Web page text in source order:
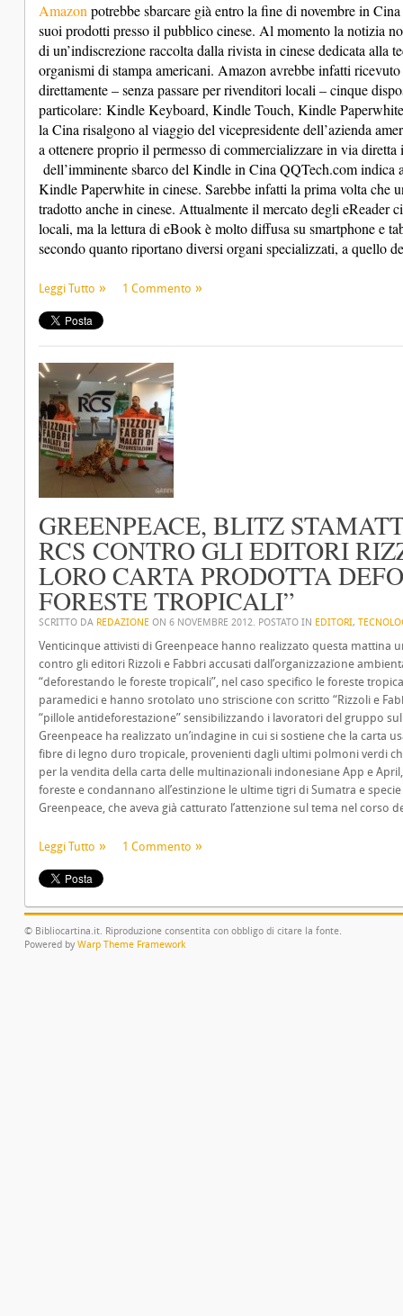
Amazon potrebbe sbarcare già entro la fine di novembre in
suoi prodotti presso il pubblico cinese. Al momento la notizia
di un’indiscrezione raccolta dalla rivista in cinese dedicata alla
organismi di stampa americani. Amazon avrebbe infatti
direttamente – senza passare per rivenditori locali – cinque
particolare: Kindle Keyboard, Kindle Touch, Kindle
la Cina risalgono al viaggio del vicepresidente dell’azienda
a ottenere proprio il permesso di commercializzare in via
dell’imminente sbarco del Kindle in Cina QQTech.com indica
Kindle Paperwhite in cinese. Sarebbe infatti la prima volta che
tradotto anche in cinese. Attualmente il mercato degli eReader
locali, ma la lettura di eBook è molto diffusa su smartphone e
secondo quanto riportano diversi organi specializzati, a quello
Leggi Tutto 1 Commento
GREENPEACE, BLITZ
RCS CONTRO GLI EDITORI
LORO CARTA PRODOTTA
FORESTE TROPICALI”
SCRITTO DA REDAZIONE ON 6 NOVEMBRE 2012. POSTATO IN EDITORI,
Venticinque attivisti di Greenpeace hanno realizzato questa mattina
contro gli editori Rizzoli e Fabbri accusati dall’organizzazione
“deforestando le foreste tropicali”, nel caso specifico le foreste
paramedici e hanno srotolato uno striscione con scritto “Rizzoli e
“pillole antideforestazione” sensibilizzando i lavoratori del gruppo
Greenpeace ha realizzato un’indagine in cui si sostiene che la carta
fibre di legno duro tropicale, provenienti dagli ultimi polmoni verdi
per la vendita della carta delle multinazionali indonesiane App e
foreste e condannano all’estinzione le ultime tigri di Sumatra e
Greenpeace, che aveva già catturato l’attenzione sul tema nel corso
Leggi Tutto 1 Commento
© Bibliocartina.it. Riproduzione consentita con obbligo di citare la fonte.
Powered by Warp Theme Framework